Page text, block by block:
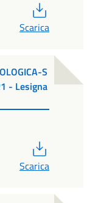
Scarica
S
- Lesigna
Scarica